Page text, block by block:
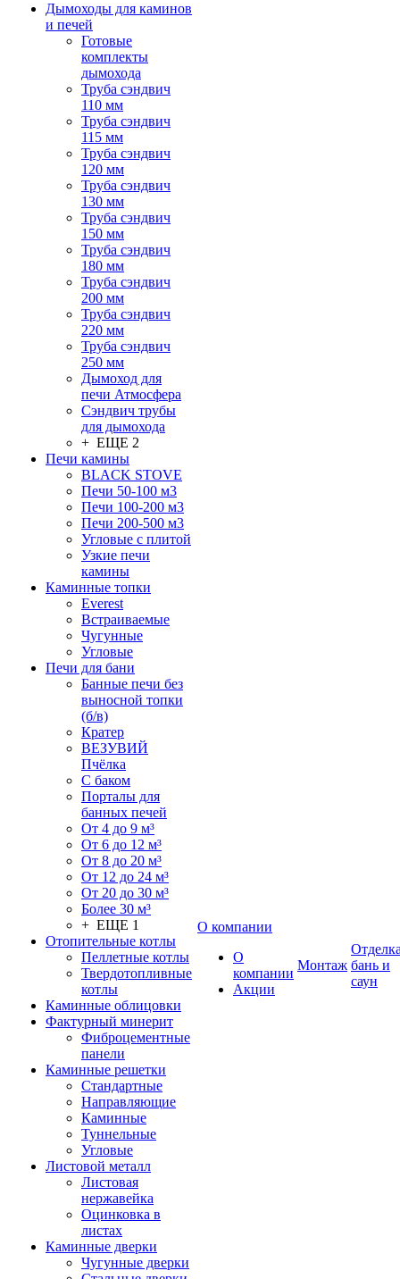
Дымоходы для каминов
и печей
Готовые
комплекты
дымохода
Труба сэндвич
110 мм
Труба сэндвич
115 мм
Труба сэндвич
120 мм
Труба сэндвич
130 мм
Труба сэндвич
150 мм
Труба сэндвич
180 мм
Труба сэндвич
200 мм
Труба сэндвич
220 мм
Труба сэндвич
250 мм
Дымоход для
печи Атмосфера
Сэндвич трубы
для дымохода
+ ЕЩЕ 2
Печи камины
BLACK STOVE
Печи 50-100 м3
Печи 100-200 м3
Печи 200-500 м3
Угловые с плитой
Узкие печи
камины
Каминные топки
Everest
Встраиваемые
Чугунные
Угловые
Печи для бани
Банные печи без
выносной топки
(б/в)
Кратер
ВЕЗУВИЙ
Пчёлка
С баком
Порталы для
банных печей
От 4 до 9 м³
От 6 до 12 м³
От 8 до 20 м³
От 12 до 24 м³
От 20 до 30 м³
Более 30 м³
+ ЕЩЕ 1
Отопительные котлы
Пеллетные котлы
Твердотопливные
котлы
Каминные облицовки
Фактурный минерит
Фиброцементные
панели
Каминные решетки
Стандартные
Направляющие
Каминные
Туннельные
Угловые
Листовой металл
Листовая
нержавейка
Оцинковка в
листах
Каминные дверки
Чугунные дверки
О компании
О
компании
Акции
Монтаж бань и
саун